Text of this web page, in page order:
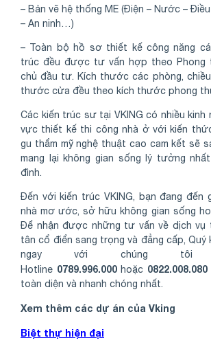
– Bản vẽ hệ thống ME (Điện – Nước –
– An ninh…)
– Toàn bộ hồ sơ thiết kế công năng
trúc đều được tư vấn hợp theo Phong
chủ đầu tư. Kích thước các phòng,
thước cửa đều theo kích thước phong
Các kiến trúc sư tại VKING có nhiều kinh
vực thiết kế thi công nhà ở với kiến
gu thẩm mỹ nghệ thuật cao cam kết sẽ
mang lại không gian sống lý tưởng
đình.
Đến với kiến trúc VKING, bạn đang đến
nhà mơ ước, sở hữu không gian sống
Để nhận được những tư vấn về dịch
tân cổ điển sang trọng và đẳng cấp, Quý
ngay với chúng
Hotline 0789.996.000hoặc 0822.008.080
toàn diện và nhanh chóng nhất.
Xem thêm các dự án của Vking
Biệt thự hiện đại